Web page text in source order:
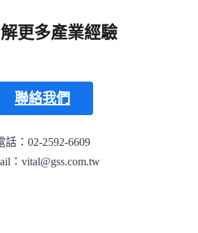
更多產業經驗
聯絡我們
話：02-2592-6609
：vital@gss.com.tw